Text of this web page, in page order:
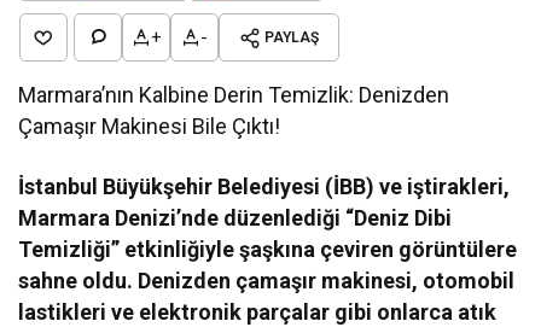
+ - PAYLAŞ
Marmara’nın Kalbine Derin Temizlik: Denizden
Çamaşır Makinesi Bile Çıktı!
İstanbul Büyükşehir Belediyesi (İBB) ve iştirakleri,
Marmara Denizi’nde düzenlediği “Deniz Dibi
Temizliği” etkinliğiyle şaşkına çeviren görüntülere
sahne oldu. Denizden çamaşır makinesi, otomobil
lastikleri ve elektronik parçalar gibi onlarca atık